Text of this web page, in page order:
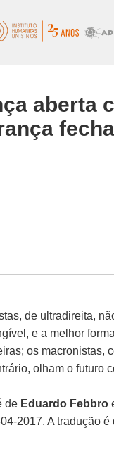
aberta
de ultradireita,
e a melhor
os macronistas,
olham o futuro
de Eduardo Febbro
2017. A tradução é